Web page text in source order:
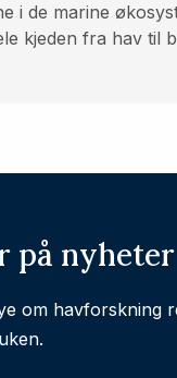
i de marine
kjeden fra hav til
på nyheter
om havforskning